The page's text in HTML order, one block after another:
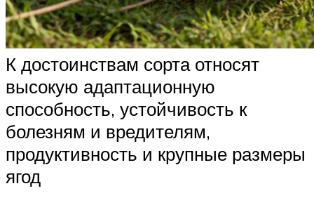
К достоинствам сорта относят
высокую адаптационную
способность, устойчивость к
болезням и вредителям,
продуктивность и крупные размеры
ягод